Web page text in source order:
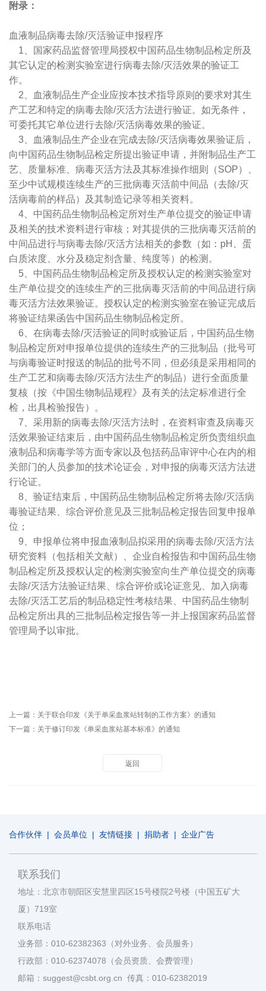
附录：
血液制品病毒去除/灭活验证申报程序
1、国家药品监督管理局授权中国药品生物制品检定所及
其它认定的检测实验室进行病毒去除/灭活效果的验证工
作。
2、血液制品生产企业应按本技术指导原则的要求对其生
产工艺和特定的病毒去除/灭活方法进行验证。如无条件，
可委托其它单位进行去除/灭活病毒效果的验证。
3、血液制品生产企业在完成去除/灭活病毒效果验证后，
向中国药品生物制品检定所提出验证申请，并附制品生产工
艺、质量标准、病毒灭活方法及其标准操作细则（SOP）、
至少中试规模连续生产的三批病毒灭活前中间品（去除/灭
活病毒前的样品）及其制造记录等相关资料。
4、中国药品生物制品检定所对生产单位提交的验证申请
及相关的技术资料进行审核；对其提供的三批病毒灭活前的
中间品进行与病毒去除/灭活方法相关的参数（如：pH、蛋
白质浓度、水分及稳定剂含量、纯度等）的检测。
5、中国药品生物制品检定所及授权认定的检测实验室对
生产单位提交的连续生产的三批病毒灭活前的中间品进行病
毒灭活方法效果验证。授权认定的检测实验室在验证完成后
将验证结果函告中国药品生物制品检定所。
6、在病毒去除/灭活验证的同时或验证后，中国药品生物
制品检定所对申报单位提供的连续生产的三批制品（批号可
与病毒验证时报送的制品的批号不同，但必须是采用相同的
生产工艺和病毒去除/灭活方法生产的制品）进行全面质量
复核（按《中国生物制品规程》及有关的法定标准进行全
检，出具检验报告）。
7、采用新的病毒去除/灭活方法时，在资料审查及病毒灭
活效果验证结束后，由中国药品生物制品检定所负责组织血
液制品和病毒学等方面专家以及包括药品审评中心在内的相
关部门的人员参加的技术论证会，对申报的病毒灭活方法进
行论证。
8、验证结束后，中国药品生物制品检定所将去除/灭活病
毒验证结果、综合评价意见及三批制品检定报告回复申报单
位；
9、申报单位将申报血液制品拟采用的病毒去除/灭活方法
研究资料（包括相关文献）、企业自检报告和中国药品生物
制品检定所及授权认定的检测实验室向生产单位提交的病毒
去除/灭活方法验证结果、综合评价或论证意见、加入病毒
去除/灭活工艺后的制品稳定性考核结果、中国药品生物制
品检定所出具的三批制品检定报告等一并上报国家药品监督
管理局予以审批。
上一篇： 关于联合印发《关于单采血浆站转制的工作方案》的通知
下一篇： 关于修订印发《单采血浆站基本标准》的通知
返回
合作伙伴 | 会员单位 | 友情链接 | 捐助者 | 企业广告
联系我们
地址：北京市朝阳区安慧里四区15号楼院2号楼（中国五矿大
厦）719室
联系电话
业务部：010-62382363（对外业务、会员服务）
行政部：010-62374078（会员资质、会费管理）
邮箱：suggest@csbt.org.cn 传真：010-62382019